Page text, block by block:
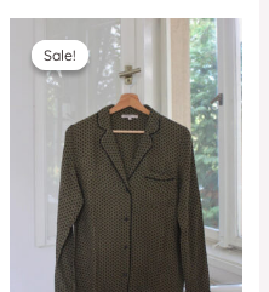
Sale!
Sale!